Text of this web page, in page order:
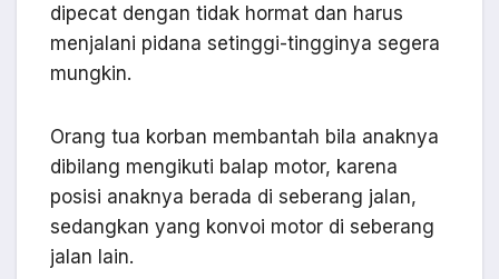
dipecat dengan tidak hormat dan harus
menjalani pidana setinggi-tingginya segera
mungkin.
Orang tua korban membantah bila anaknya
dibilang mengikuti balap motor, karena
posisi anaknya berada di seberang jalan,
sedangkan yang konvoi motor di seberang
jalan lain.